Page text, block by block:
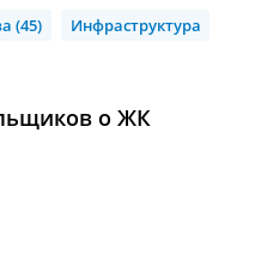
(45)
Инфраструктура
о ЖК